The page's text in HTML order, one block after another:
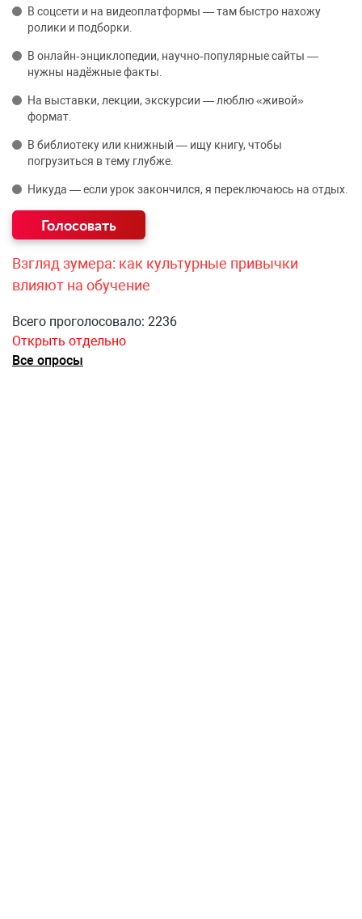
В соцсети и на видеоплатформы — там быстро нахожу
ролики и подборки.
В онлайн‑энциклопедии, научно‑популярные сайты —
нужны надёжные факты.
На выставки, лекции, экскурсии — люблю «живой»
формат.
В библиотеку или книжный — ищу книгу, чтобы
погрузиться в тему глубже.
Никуда — если урок закончился, я переключаюсь на отдых.
Взгляд зумера: как культурные привычки
влияют на обучение
Всего проголосовало: 2236
Открыть отдельно
Все опросы